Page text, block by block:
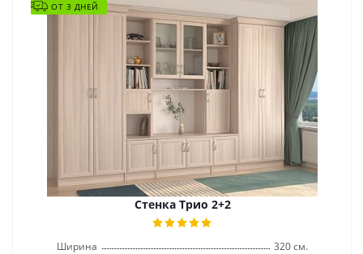
ОТ 3 ДНЕЙ
Стенка Трио 2+2
Ширина
320 см.